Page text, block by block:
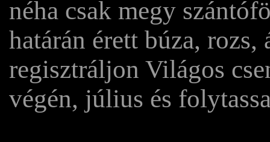
néha csak megy
határán érett búza, rozs,
regisztráljon Világos
végén, július és